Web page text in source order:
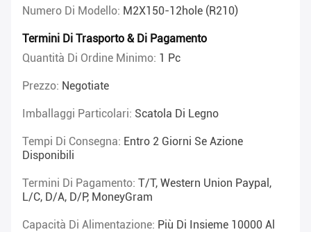
Numero Di Modello: M2X150-12hole (R210)
Termini Di Trasporto & Di Pagamento
Quantità Di Ordine Minimo: 1 Pc
Prezzo: Negotiate
Imballaggi Particolari: Scatola Di Legno
Tempi Di Consegna: Entro 2 Giorni Se Azione
Disponibili
Termini Di Pagamento: T/T, Western Union Paypal,
L/C, D/A, D/P, MoneyGram
Capacità Di Alimentazione: Più Di Insieme 10000 Al